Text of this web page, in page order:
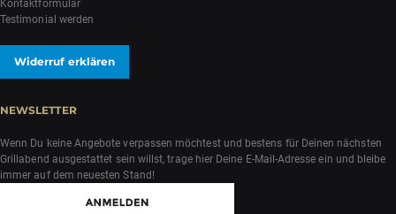
Kontaktformular
Testimonial werden
Widerruf erklären
NEWSLETTER
Wenn Du keine Angebote verpassen möchtest und bestens für Deinen nächsten
Grillabend ausgestattet sein willst, trage hier Deine E-Mail-Adresse ein und bleibe
immer auf dem neuesten Stand!